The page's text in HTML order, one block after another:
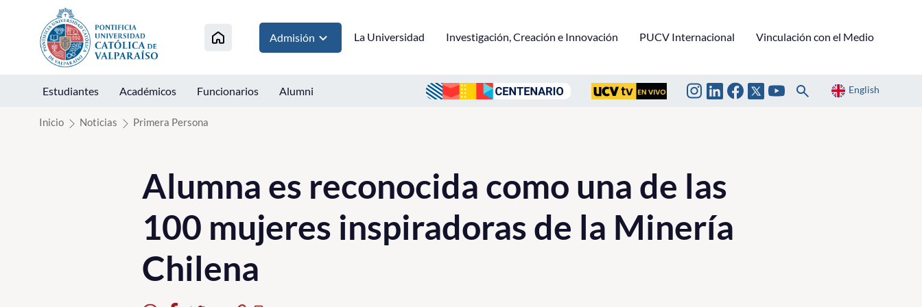
Click acá para ir directamente al contenido
Admisión La Universidad Investigación, Creación e Innovación PUCV Internacional Vinculación con el Medio
Estudiantes Académicos Funcionarios Alumni English
Inicio Noticias Primera Persona
Alumna es reconocida como una de las
100 mujeres inspiradoras de la Minería
Chilena